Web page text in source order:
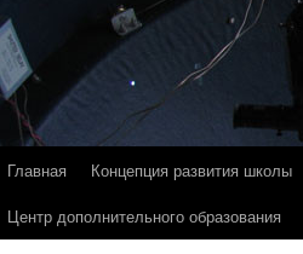
Перейти
Главная Концепция развития школы
Центр дополнительного образования